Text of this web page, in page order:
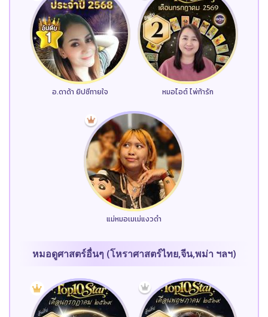
อ.ดาด้า ยิปซีทายใจ หมอไอต์ ไพ่ท้ารัก
แม่หมอเมเม่แงวดำ
หมอดูศาสตร์อื่นๆ (โหราศาสตร์ไทย,จีน,พม่า ฯลฯ)